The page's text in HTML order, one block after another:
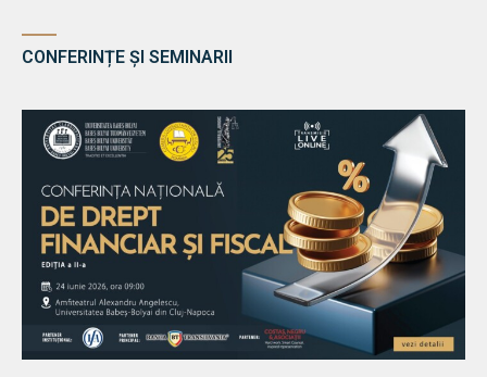
CONFERINȚE ȘI SEMINARII